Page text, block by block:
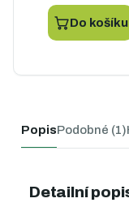
Do košíku
PopisPodobné (1)
Detailní